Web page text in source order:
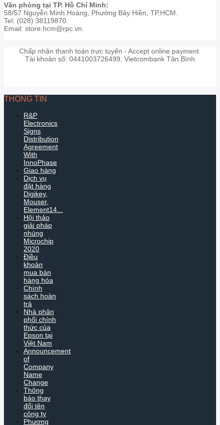
Văn phòng tại TP. Hồ Chí Minh:
58/57 Nguyễn Minh Hoàng, Phường Bảy Hiền, TP.HCM.
Tel: (028) 38119870.
Email: store.hcm@rpc.vn.
Chấp nhận thanh toán trực tuyến - Accept online payment.
Tài khoản số: 0441003726499. Vietcombank Tân Bình
THÔNG TIN
R&P
Electronics
Signs
Distribution
Agreement
With
InnoPhase
Giao hàng
Dịch vụ
đặt hàng
Digikey,
Mouser,
Element14...
Hội thảo
giải pháp
nhúng
Microchip
2020
Điều
khoản
mua bán
hàng hóa
Chính
sách hoàn
trả
Nhà phân
phối chính
thức của
Epson tại
Việt Nam
Announcement
of
Company
Name
Change
Thông
báo thay
đổi tên
công ty
Phương